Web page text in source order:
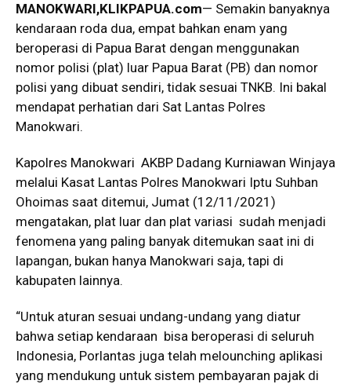
MANOKWARI,KLIKPAPUA.com— Semakin banyaknya
kendaraan roda dua, empat bahkan enam yang
beroperasi di Papua Barat dengan menggunakan
nomor polisi (plat) luar Papua Barat (PB) dan nomor
polisi yang dibuat sendiri, tidak sesuai TNKB. Ini bakal
mendapat perhatian dari Sat Lantas Polres
Manokwari.
Kapolres Manokwari AKBP Dadang Kurniawan Winjaya
melalui Kasat Lantas Polres Manokwari Iptu Suhban
Ohoimas saat ditemui, Jumat (12/11/2021)
mengatakan, plat luar dan plat variasi sudah menjadi
fenomena yang paling banyak ditemukan saat ini di
lapangan, bukan hanya Manokwari saja, tapi di
kabupaten lainnya.
“Untuk aturan sesuai undang-undang yang diatur
bahwa setiap kendaraan bisa beroperasi di seluruh
Indonesia, Porlantas juga telah melounching aplikasi
yang mendukung untuk sistem pembayaran pajak di